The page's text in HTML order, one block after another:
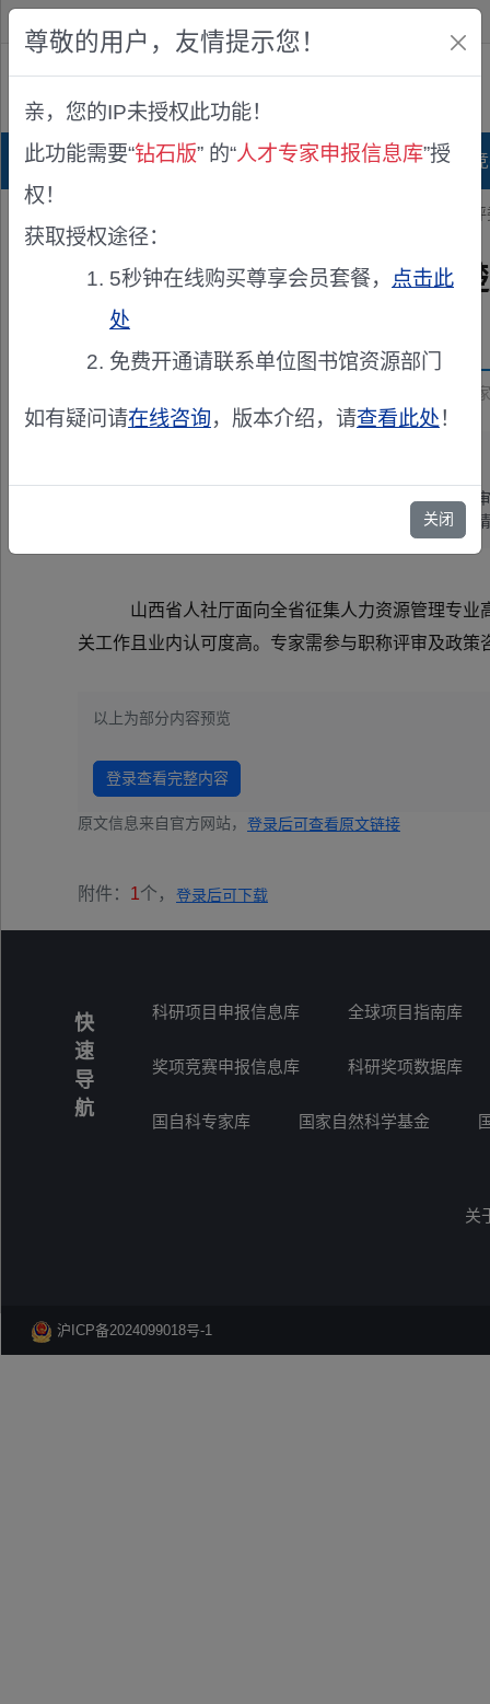
公众版
首页 科研项目库 项目指南库 奖项
> 精英集结令！山西诚邀HR翘楚加盟高
精英集结令！山西诚邀HR翘
发布机构：
山西省人力资源管理专业高级职称评审委员会专
山西省人社厅面向全省征集人力资源管理专业高级职称
专家需参与职称评审及政策咨询。通过单位推荐或省厅
山西省人社厅面向全省征集人力资源管理专
关工作且业内认可度高。专家需参与职称评审及政
以上为部分内容预览
登录查看完整内容
原文信息来自官方网站， 登录后可查看原文链接
附件： 1个， 登录后可下载
快
速
导
航
科研项目申报信息库 全球项目指南库
奖项竞赛申报信息库 科研奖项数据库
国自科专家库 国家自然科学基金
关
沪ICP备2024099018号-1
尊敬的用户，友情提示您！
亲，您的IP未授权此功能！
此功能需要“钻石版” 的“人才专家申报信息库”授
权！
获取授权途径：
5秒钟在线购买尊享会员套餐， 点击此
处
免费开通请联系单位图书馆资源部门
如有疑问请在线咨询，版本介绍，请查看此处！
关闭